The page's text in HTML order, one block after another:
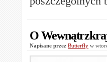
O
Napisane przez Butterfly w